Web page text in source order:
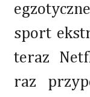
sport
teraz
raz